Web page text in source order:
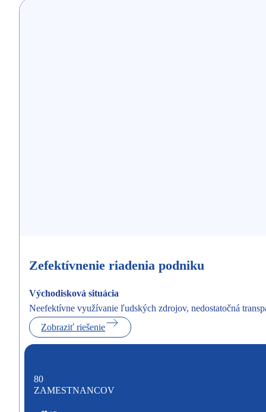
Zefektívnenie riadenia podniku
Východisková situácia
Neefektívne využívanie ľudských zdrojov, nedostatočná
Zobraziť riešenie
80
ZAMESTNANCOV